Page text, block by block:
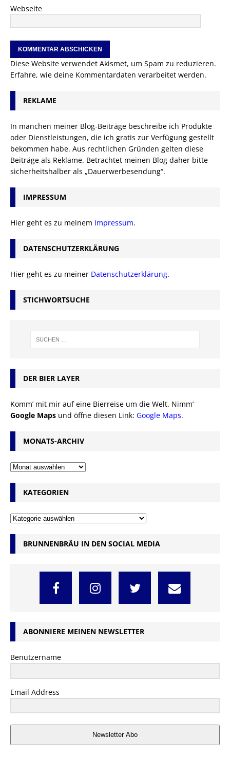
Webseite
Diese Website verwendet Akismet, um Spam zu reduzieren.
Erfahre, wie deine Kommentardaten verarbeitet werden.
REKLAME
In manchen meiner Blog-Beiträge beschreibe ich Produkte
oder Dienstleistungen, die ich gratis zur Verfügung gestellt
bekommen habe. Aus rechtlichen Gründen gelten diese
Beiträge als Reklame. Betrachtet meinen Blog daher bitte
sicherheitshalber als „Dauerwerbesendung“.
IMPRESSUM
Hier geht es zu meinem Impressum.
DATENSCHUTZERKLÄRUNG
Hier geht es zu meiner Datenschutzerklärung.
STICHWORTSUCHE
DER BIER LAYER
Komm’ mit mir auf eine Bierreise um die Welt. Nimm’
Google Maps und öffne diesen Link: Google Maps.
MONATS-ARCHIV
KATEGORIEN
BRUNNENBRÄU IN DEN SOCIAL MEDIA
ABONNIERE MEINEN NEWSLETTER
Benutzername
Email Address
Newsletter Abo